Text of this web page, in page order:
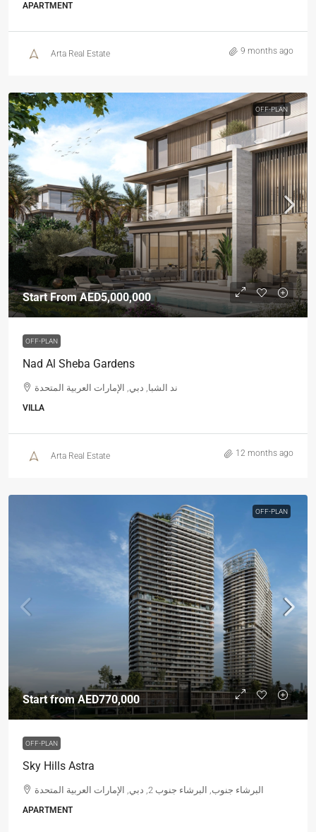
APARTMENT
Arta Real Estate 9 months ago
OFF-PLAN
Start FromAED5,000,000
OFF-PLAN
Nad Al Sheba Gardens
ند الشبا, دبي, الإمارات العربية المتحدة
VILLA
Arta Real Estate 12 months ago
OFF-PLAN
Start fromAED770,000
OFF-PLAN
Sky Hills Astra
البرشاء جنوب, البرشاء جنوب 2, دبي, الإمارات العربية المتحدة
APARTMENT